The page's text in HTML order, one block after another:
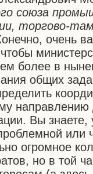
союза
торгово-
очень
более в
общих
направлению
Вы
или
огромное
но в той